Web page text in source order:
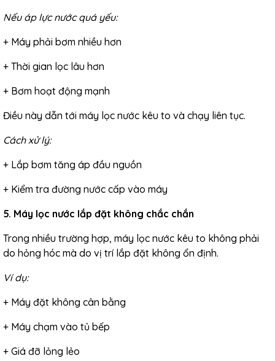
Nếu áp lực nước quá yếu:
+ Máy phải bơm nhiều hơn
+ Thời gian lọc lâu hơn
+ Bơm hoạt động mạnh
Điều này dẫn tới máy lọc nước kêu to và chạy liên tục.
Cách xử lý:
+ Lắp bơm tăng áp đầu nguồn
+ Kiểm tra đường nước cấp vào máy
5. Máy lọc nước lắp đặt không chắc chắn
Trong nhiều trường hợp, máy lọc nước kêu to không phải
do hỏng hóc mà do vị trí lắp đặt không ổn định.
Ví dụ:
+ Máy đặt không cân bằng
+ Máy chạm vào tủ bếp
+ Giá đỡ lỏng lẻo